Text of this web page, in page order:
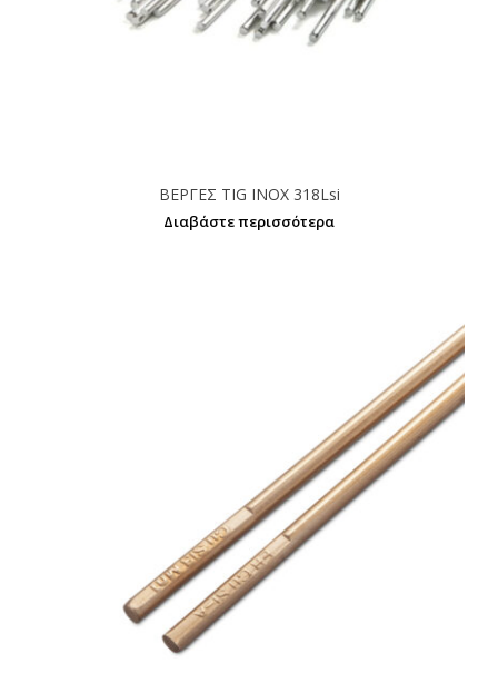
ΒΕΡΓΕΣ TIG INOX 318Lsi
Διαβάστε περισσότερα